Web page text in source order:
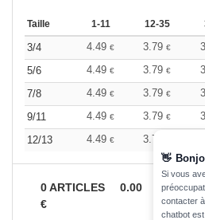
Taille 1-11 12-35
3/4 4.49 € 3.79 €
5/6
4.49 € 3.79 €
7/8
4.49 € 3.79 €
9/11
4.49 € 3.79 €
12/13
4.49 € 3.79
0ARTICLES
0.00
€
👋
Si vous
contacter
chatbot